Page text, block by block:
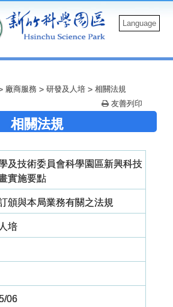
Language
廠商服務 >研發及人培 >相關法規
友善列印
相關法規
及技術委員會科學園區新興科技
實施要點
頒與本局業務有關之法規
培
06